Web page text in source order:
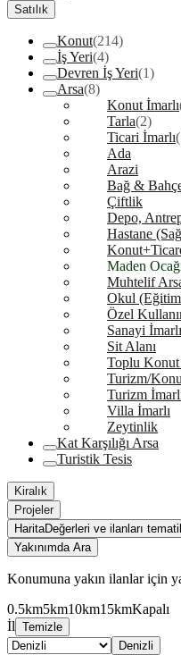
Satılık
Konut(214)
İş Yeri(4)
Devren İş Yeri(1)
Arsa(8)
Konut İmarlı
Tarla(2)
Ticari İmarlı
Ada
Arazi
Bağ &
Çiftlik
Depo,
Hastane
Maden
Muhtelif
Okul
Özel
Sanayi İmarlı
Sit Alanı
Toplu
Turizm/
Turizm
Villa İmarlı
Zeytinlik
Kat Karşılığı Arsa
Turistik Tesis
Kiralık
Projeler
HaritaDeğerleri ve ilanları
Yakınımda Ara
Konumuna yakın ilanlar için
0.5km5km10km15kmKapalı
İl Temizle
Denizli